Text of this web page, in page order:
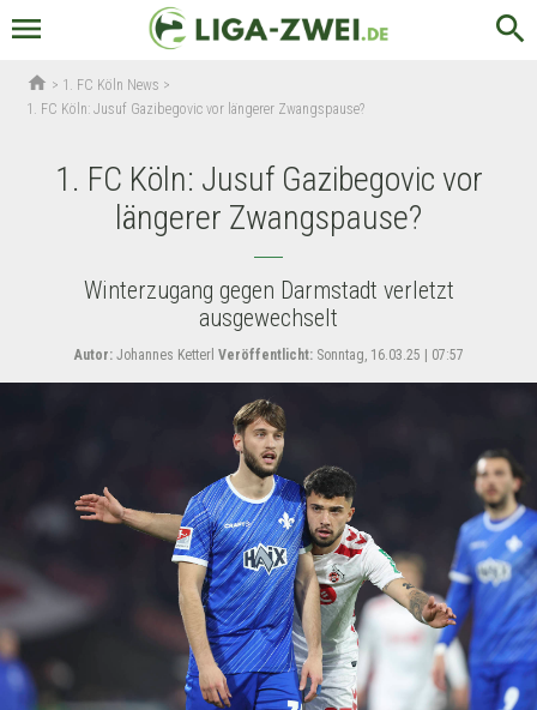
menu search
home > 1. FC Köln News >
1. FC Köln: Jusuf Gazibegovic vor längerer Zwangspause?
1. FC Köln: Jusuf Gazibegovic vor
längerer Zwangspause?
Winterzugang gegen Darmstadt verletzt
ausgewechselt
Autor:Johannes Ketterl Veröffentlicht:Sonntag, 16.03.25 | 07:57